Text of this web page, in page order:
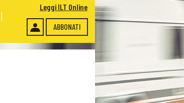
ABBONATI
Leggi ILT Online